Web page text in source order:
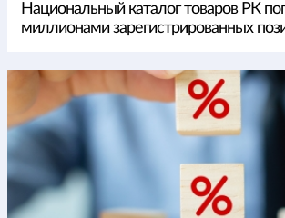
Национальный каталог товаров РК
миллионами зарегистрированных